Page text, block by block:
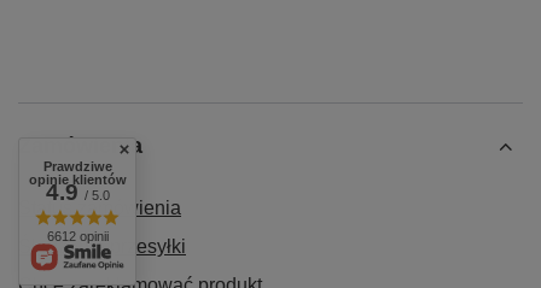
Zamówienia
Status zamówienia
Śledzenie przesyłki
Prawdziwe
opinie klientów
4.9/ 5.0
6612 opinii